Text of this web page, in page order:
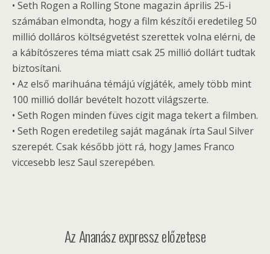
• Seth Rogen a Rolling Stone magazin április 25-i
számában elmondta, hogy a film készítői eredetileg 50
millió dolláros költségvetést szerettek volna elérni, de
a kábítószeres téma miatt csak 25 millió dollárt tudtak
biztosítani.
• Az első marihuána témájú vígjáték, amely több mint
100 millió dollár bevételt hozott világszerte.
• Seth Rogen minden füves cigit maga tekert a filmben.
• Seth Rogen eredetileg saját magának írta Saul Silver
szerepét. Csak később jött rá, hogy James Franco
viccesebb lesz Saul szerepében.
Az Ananász expressz előzetese